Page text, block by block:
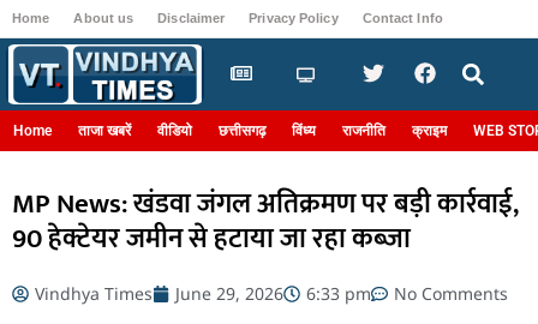
Home About us Disclaimer Privacy Policy Contact Info
Home ताजा खबरें वीडियो छत्तीसगढ़ विंध्य राजनीति क्राइम WEB
MP News: खंडवा जंगल अतिक्रमण पर बड़ी कार्रवाई,
90 हेक्टेयर जमीन से हटाया जा रहा कब्जा
Vindhya Times June 29, 2026 6:33 pm No Comments